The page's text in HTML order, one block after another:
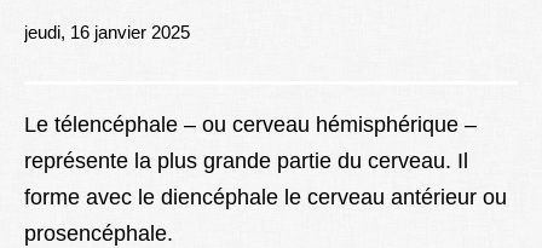
Droit
Better Health
jeudi, 16 janvier 2025
Le télencéphale – ou cerveau hémisphérique –
représente la plus grande partie du cerveau. Il
forme avec le diencéphale le cerveau antérieur ou
prosencéphale.